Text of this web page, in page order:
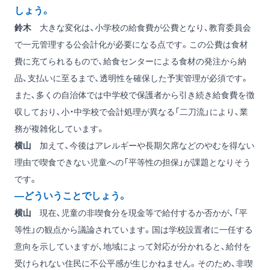
しょう。
鈴木 大きな変化は、小学校の給食費が公費となり、教育委員会
で一元管理する公会計化が必要になる点です。この公費は食材
費に充てられるもので、給食センターによる食材の発注から納
品、支払いに至るまで、透明性を確保した予実管理が必須です。
また、多くの自治体では中学校で保護者から引き続き給食費を徴
収しており、小・中学校で会計処理が異なる「二刀流」により、業
務が複雑化しています。
横山 加えて、今後はアレルギーや長期欠席などのやむを得ない
理由で喫食できない児童への「平等性の担保」が課題となりそう
です。
―どういうことでしょう。
横山 現在、児童の非喫食分を現金等で給付するか否かが、「平
等性」の観点から議論されています。国は学校設置者に一任する
意向を示していますが、地域によって対応が分かれると、給付を
受けられない住民に不公平感が生じかねません。そのため、非喫